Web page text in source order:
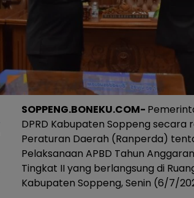
SOPPENG.BONEKU.COM-
DPRD Kabupaten Soppeng secara
Peraturan Daerah (Ranperda)
Pelaksanaan APBD Tahun
Tingkat II yang berlangsung di
Kabupaten Soppeng, Senin (6/7/